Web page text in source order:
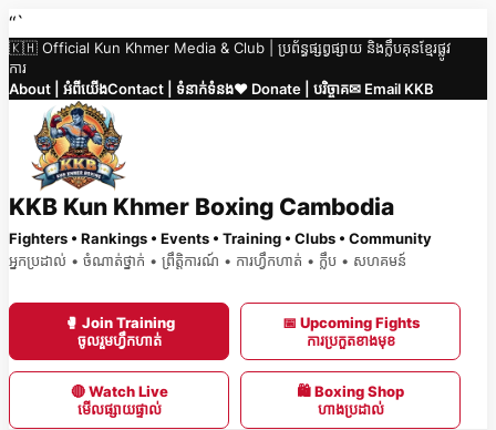
Skip
to
content
“`
🇰🇭 Official Kun Khmer Media & Club | ប្រព័ន្ធផ្សព្វផ្សាយ និងក្លឹបគុនខ្មែរផ្លូវ
ការ
About | អំពីយើងContact | ទំនាក់ទំនង❤️ Donate | បរិច្ចាគ✉ Email KKB
KKB Kun Khmer Boxing Cambodia
Fighters • Rankings • Events • Training • Clubs • Community
អ្នកប្រដាល់ • ចំណាត់ថ្នាក់ • ព្រឹត្តិការណ៍ • ការហ្វឹកហាត់ • ក្លឹប • សហគមន៍
🥊 Join Training
ចូលរួមហ្វឹកហាត់
📅 Upcoming Fights
ការប្រកួតខាងមុខ
🔴 Watch Live
មើលផ្សាយផ្ទាល់
🛍 Boxing Shop
ហាងប្រដាល់